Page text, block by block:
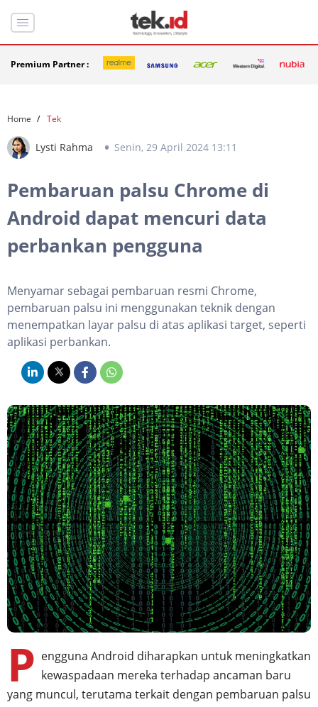
Premium Partner :
Home Tek
Lysti Rahma Senin, 29 April 2024 13:11
Pembaruan palsu Chrome di
Android dapat mencuri data
perbankan pengguna
Menyamar sebagai pembaruan resmi Chrome,
pembaruan palsu ini menggunakan teknik dengan
menempatkan layar palsu di atas aplikasi target, seperti
aplikasi perbankan.
P engguna Android diharapkan untuk meningkatkan
kewaspadaan mereka terhadap ancaman baru
yang muncul, terutama terkait dengan pembaruan palsu